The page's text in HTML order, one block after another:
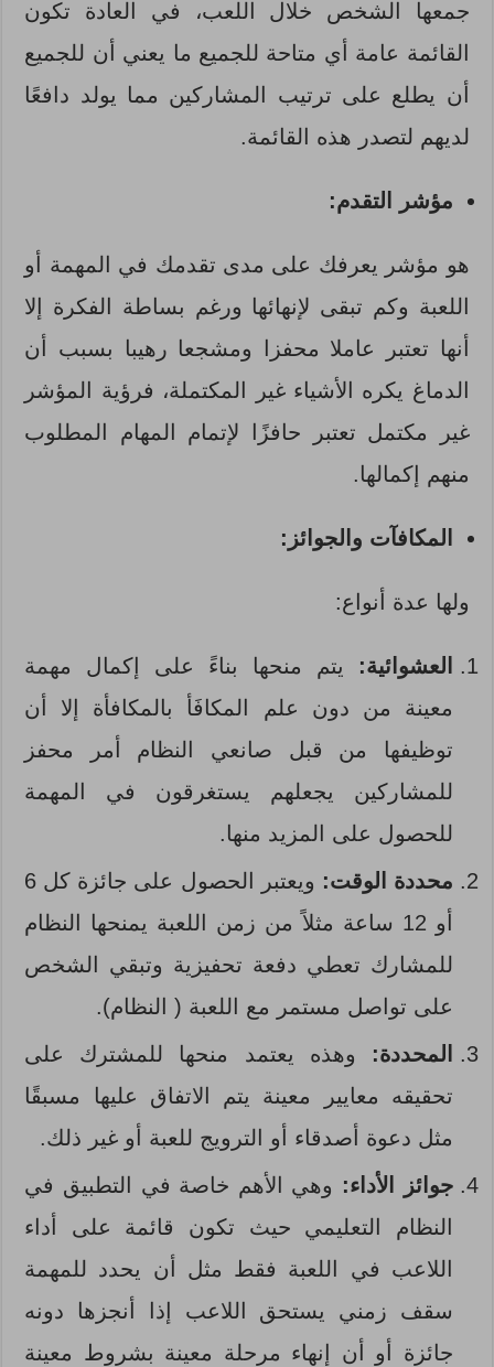
جمعها الشخص خلال اللعب، في العادة تكون
القائمة عامة أي متاحة للجميع ما يعني أن للجميع
أن يطلع على ترتيب المشاركين مما يولد دافعًا
لديهم لتصدر هذه القائمة.
مؤشر التقدم:
هو مؤشر يعرفك على مدى تقدمك في المهمة أو
اللعبة وكم تبقى لإنهائها ورغم بساطة الفكرة إلا
أنها تعتبر عاملا محفزا ومشجعا رهيبا بسبب أن
الدماغ يكره الأشياء غير المكتملة، فرؤية المؤشر
غير مكتمل تعتبر حافزًا لإتمام المهام المطلوب
منهم إكمالها.
المكافآت والجوائز:
ولها عدة أنواع:
العشوائية:
يتم منحها بناءً على إكمال مهمة
معينة من دون علم المكافَأ بالمكافأة إلا أن
توظيفها من قبل صانعي النظام أمر محفز
للمشاركين يجعلهم يستغرقون في المهمة
للحصول على المزيد منها.
محددة الوقت:
ويعتبر الحصول على جائزة كل 6
أو 12 ساعة مثلاً من زمن اللعبة يمنحها النظام
للمشارك تعطي دفعة تحفيزية وتبقي الشخص
على تواصل مستمر مع اللعبة ( النظام).
المحددة:
وهذه يعتمد منحها للمشترك على
تحقيقه معايير معينة يتم الاتفاق عليها مسبقًا
مثل دعوة أصدقاء أو الترويج للعبة أو غير ذلك.
جوائز الأداء: وهي الأهم خاصة في التطبيق في
النظام التعليمي حيث تكون قائمة على أداء
اللاعب في اللعبة فقط مثل أن يحدد للمهمة
سقف زمني يستحق اللاعب إذا أنجزها دونه
جائزة أو أن إنهاء مرحلة معينة بشروط معينة